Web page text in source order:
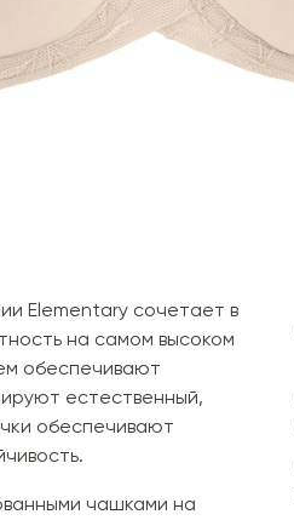
Elementary сочетает в
на самом высоком
обеспечивают
естественный,
обеспечивают
чашками на